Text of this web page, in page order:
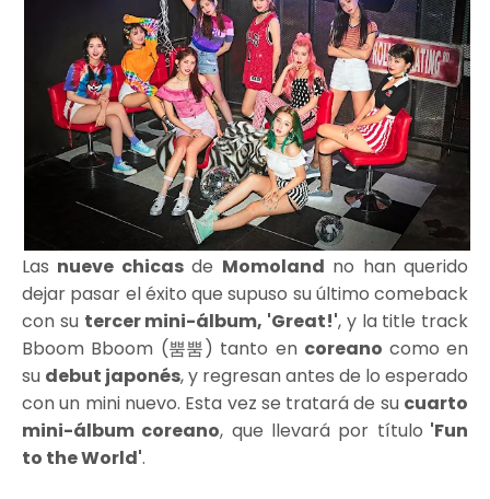
Las nueve chicasde Momoland no han querido
dejar pasar el éxito que supuso su último comeback
con su tercer mini-álbum, 'Great!', y la title track
Bboom Bboom (뿜뿜) tanto en coreano como en
su debut japonés, y regresan antes de lo esperado
con un mini nuevo. Esta vez se tratará de su cuarto
mini-álbum coreano, que llevará por título 'Fun
to the World'.